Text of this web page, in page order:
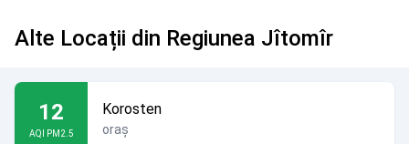
Alte Locații din Regiunea Jîtomîr
12
AQI PM2.5
Korosten
oraș